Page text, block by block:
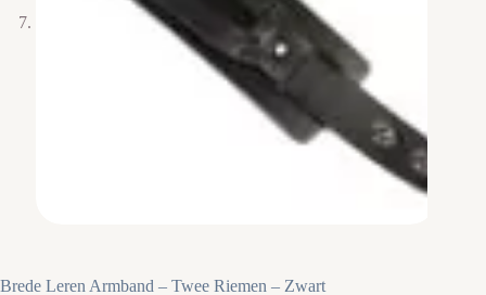
Brede Leren Armband – Twee Riemen – Zwart